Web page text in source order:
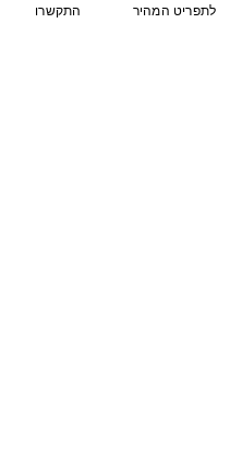
התקשרו לתפריט המהיר